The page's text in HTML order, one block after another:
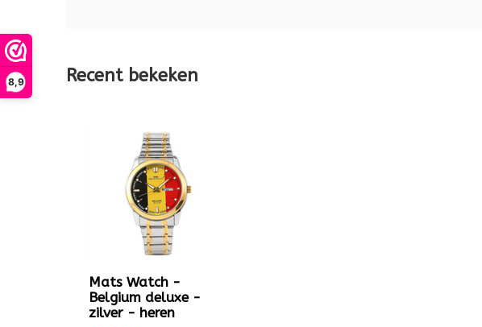
8,9 Recent bekeken
Mats Watch -
Belgium deluxe -
zilver - heren